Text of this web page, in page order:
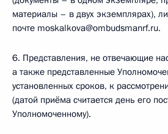
материалы – в двух экземплярах),
почте moskalkova@ombudsmanrf.ru.
6. Представления, не отвечающие
а также представленные
установленных сроков, к
(датой приёма считается день его
Уполномоченному).